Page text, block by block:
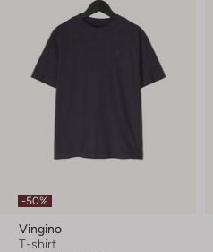
-50%
Vingino
T-shirt